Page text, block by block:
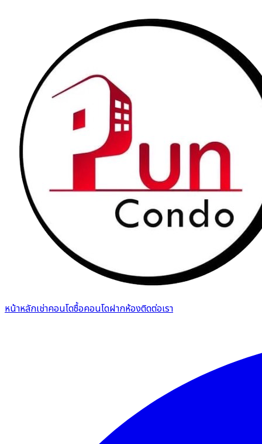
หน้าหลักเช่าคอนโดซื้อคอนโดฝากห้องติดต่อเรา